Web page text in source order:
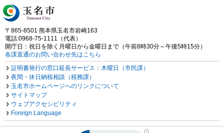
〒865-8501 熊本県玉名市岩崎163
電話:0968-75-1111（代表）
開庁日：祝日を除く月曜日から金曜日まで（午前8時30分～午後5時15分）
各課直通のお問い合わせ先はこちら
証明書発行の窓口延長サービス：木曜日（市民課）
夜間・休日納税相談（税務課）
玉名市ホームページへのリンクについて
サイトマップ
ウェブアクセシビリティ
Foreign Language